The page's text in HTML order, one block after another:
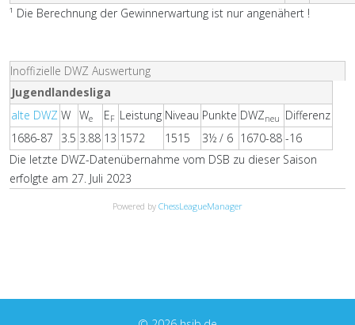
¹ Die Berechnung der Gewinnerwartung ist nur angenähert !
Inoffizielle DWZ Auswertung
Jugendlandesliga
alte DWZ W We EF Leistung Niveau Punkte DWZneu
Differenz
1686-87
3.5 3.88 13 1572 1515 3½ / 6 1670-88 -16
Die letzte DWZ-Datenübernahme vom DSB zu dieser Saison
erfolgte am 27. Juli 2023
Powered by ChessLeagueManager